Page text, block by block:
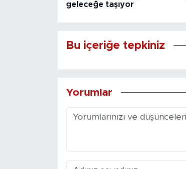
geleceğe taşıyor
Bu içeriğe tepkiniz
Yorumlar